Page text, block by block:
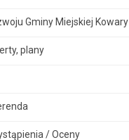
Gminy Miejskiej Kowary
plany
/ Oceny